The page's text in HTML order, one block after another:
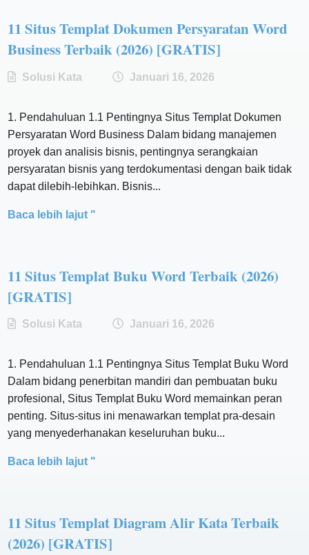
11 Situs Templat Dokumen Persyaratan Word
Business Terbaik (2026) [GRATIS]
Solusi Kata Januari 16, 2026
1. Pendahuluan 1.1 Pentingnya Situs Templat Dokumen
Persyaratan Word Business Dalam bidang manajemen
proyek dan analisis bisnis, pentingnya serangkaian
persyaratan bisnis yang terdokumentasi dengan baik tidak
dapat dilebih-lebihkan. Bisnis...
Baca lebih lajut "
11 Situs Templat Buku Word Terbaik (2026)
[GRATIS]
Solusi Kata Januari 16, 2026
1. Pendahuluan 1.1 Pentingnya Situs Templat Buku Word
Dalam bidang penerbitan mandiri dan pembuatan buku
profesional, Situs Templat Buku Word memainkan peran
penting. Situs-situs ini menawarkan templat pra-desain
yang menyederhanakan keseluruhan buku...
Baca lebih lajut "
11 Situs Templat Diagram Alir Kata Terbaik
(2026) [GRATIS]